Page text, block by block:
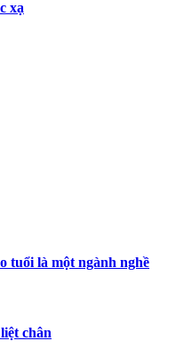
xạ
tuổi là một ngành nghề
chân